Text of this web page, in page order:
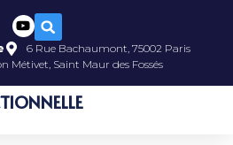
6 Rue Bachaumont, 75002 Paris
Métivet, Saint Maur des Fossés